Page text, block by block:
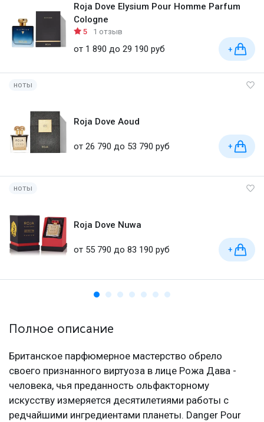
Roja Dove Elysium Pour Homme Parfum
Cologne
5 1 отзыв
от 1 890 до 29 190 руб +
ноты
Roja Dove Aoud
от 26 790 до 53 790 руб +
ноты
Roja Dove Nuwa
от 55 790 до 83 190 руб +
Полное описание
Британское парфюмерное мастерство обрело
своего признанного виртуоза в лице Рожа Дава -
человека, чья преданность ольфакторному
искусству измеряется десятилетиями работы с
редчайшими ингредиентами планеты. Danger Pour